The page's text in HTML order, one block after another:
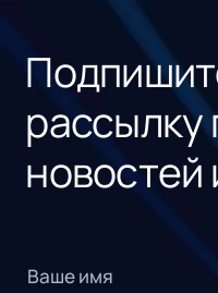
рассылку
новостей